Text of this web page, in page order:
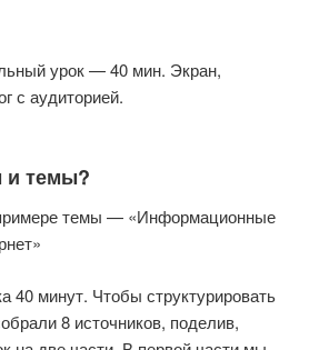
урок — 40 мин. Экран,
с аудиторией.
и темы?
темы — «Информационные
40 минут. Чтобы структурировать
8 источников, поделив,